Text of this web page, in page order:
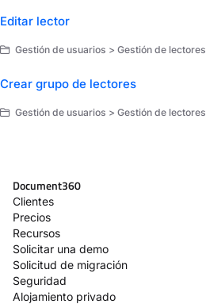
Editar lector
Gestión de usuarios > Gestión de lectores
Crear grupo de lectores
Gestión de usuarios > Gestión de
Document360
Clientes
Precios
Recursos
Solicitar una demo
Solicitud de migración
Seguridad
Alojamiento privado